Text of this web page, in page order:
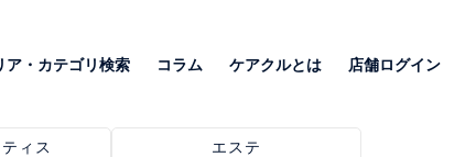
ア・カテゴリ検索 コラム ケアクルとは 店舗ログイン
ィス エステ